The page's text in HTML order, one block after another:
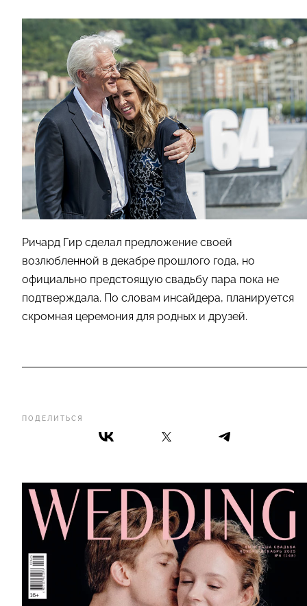
ПОДЕЛИТЬСЯ
Ричард Гир сделал предложение своей
возлюбленной в декабре прошлого года, но
официально предстоящую свадьбу пара пока не
подтверждала. По словам инсайдера, планируется
скромная церемония для родных и друзей.